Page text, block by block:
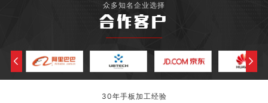
众多知名企业选择
合作客户
30年手板加工经验